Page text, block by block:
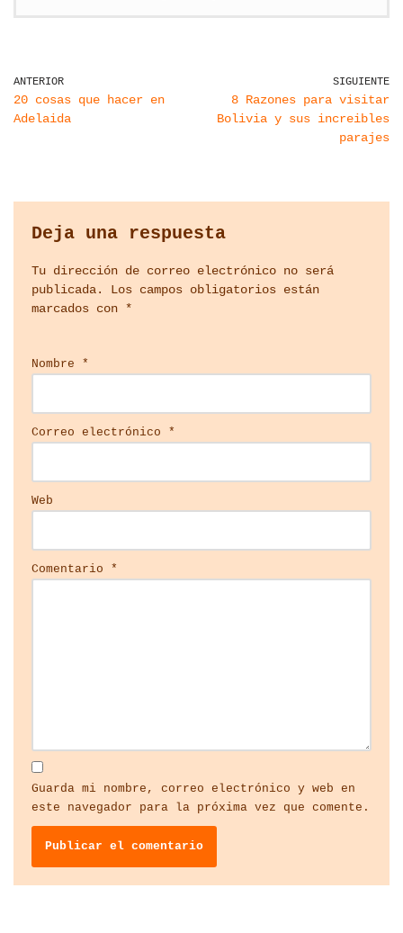
ANTERIOR
20 cosas que hacer en
Adelaida
SIGUIENTE
8 Razones para visitar
Bolivia y sus increibles
parajes
Deja una respuesta
Tu dirección de correo electrónico no será
publicada.
Los campos obligatorios están
marcados con *
Nombre *
Correo electrónico *
Web
Comentario *
Guarda mi nombre, correo electrónico y web en
este navegador para la próxima vez que comente.